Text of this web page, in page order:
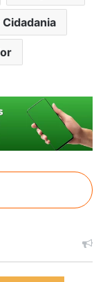
Cidadania